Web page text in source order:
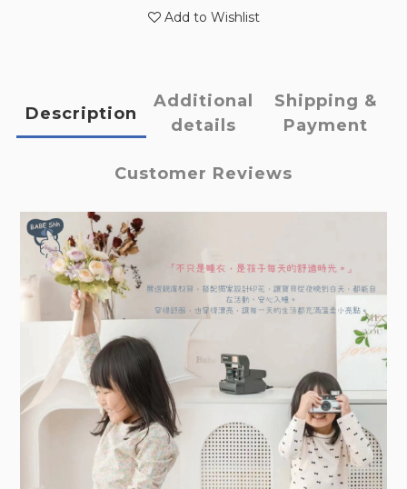
Add to Wishlist
Description
Additional
details
Shipping &
Payment
Customer Reviews